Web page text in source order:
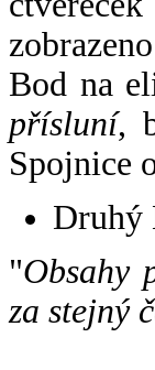
Bod na
přísluní,
Spojnice
Druhý
"Obsahy
za stejný